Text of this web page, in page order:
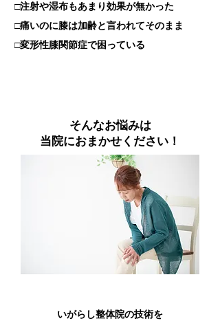
□注射や湿布もあまり効果が無かった
​□痛いのに膝は加齢と言われてそのまま
□変形性膝関節症で困っている
そんなお悩みは
当院におまかせください！
いがらし整体院の技術を